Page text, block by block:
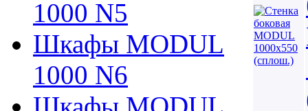
1000 N5
Шкафы MODUL
1000 N6